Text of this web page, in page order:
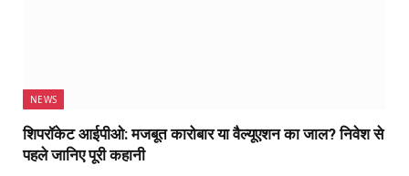
NEWS
शिपरॉकेट आईपीओ: मजबूत कारोबार या वैल्यूएशन का जाल? निवेश से
पहले जानिए पूरी कहानी